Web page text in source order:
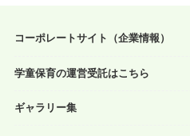
コーポレートサイト（企業情報）
学童保育の運営受託はこちら
ギャラリー集